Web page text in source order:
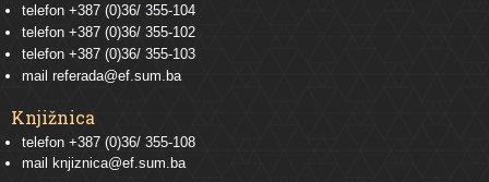
telefon +387 (0)36/ 355-104
telefon +387 (0)36/ 355-102
telefon +387 (0)36/ 355-103
mail referada@ef.sum.ba
Knjižnica
telefon +387 (0)36/ 355-108
mail
knjiznica@ef.sum.ba